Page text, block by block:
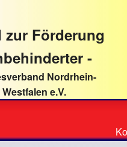
zur Förderung
-
Nordrhein-
Westfalen e.V.